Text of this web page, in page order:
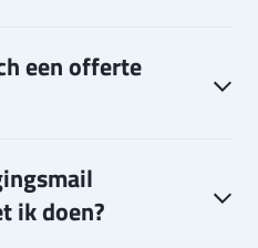
een offerte
ik doen?